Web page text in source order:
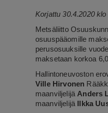
Korjattu 30.4.2020
Metsäliitto
osuuspääomille
perusosuuksille
maksetaan korkoa
Hallintoneuvoston
Ville Hirvonen
maanviljelijä Anders
maanviljelijä
Ilkka